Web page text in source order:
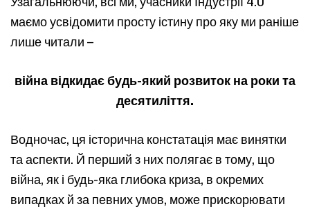
маємо усвідомити просту істину про яку ми раніше
лише читали –
війна відкидає будь-який розвиток на роки та
десятиліття.
Водночас, ця історична констатація має винятки
та аспекти. Й перший з них полягає в тому, що
війна, як і будь-яка глибока криза, в окремих
випадках й за певних умов, може прискорювати